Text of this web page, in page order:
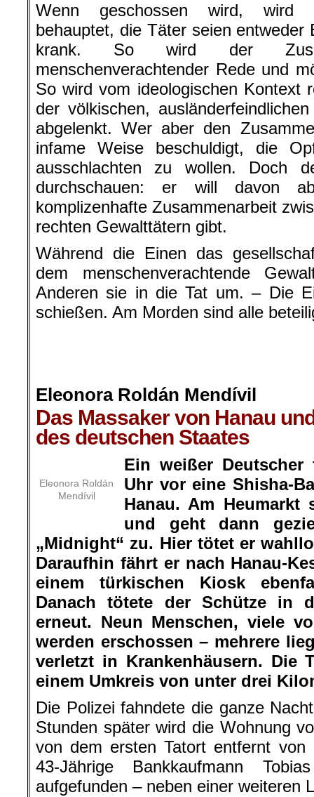
Wenn geschossen wird, wird
behauptet, die Täter seien entweder
krank. So wird der
menschenverachtender Rede und
So wird vom ideologischen Kontext
der völkischen,
abgelenkt. Wer aber den
infame Weise beschuldigt, die
ausschlachten zu wollen. Doch
durchschauen: er will davon
komplizenhafte Zusammenarbeit
rechten Gewalttätern gibt.
Während die Einen das
dem menschenverachtende
Anderen sie in die Tat um. – Die
schießen. Am Morden sind alle
Eleonora Roldán Mendívil
Das Massaker von Hanau
des deutschen Staates
Eleonora Roldán
Mendívil
Ein weißer
Uhr vor eine Shisha-
Hanau. Am
und geht dann
„Midnight“ zu. Hier tötet er
Daraufhin fährt er nach Hanau-
einem türkischen Kiosk
Danach tötete der Schütze in
erneut. Neun Menschen, viele
werden erschossen – mehrere
verletzt in Krankenhäusern. Die
einem Umkreis von unter drei
Die Polizei fahndete die ganze
Stunden später wird die Wohnung
von dem ersten Tatort entfernt
43-Jährige Bankkaufmann
aufgefunden – neben einer weiteren